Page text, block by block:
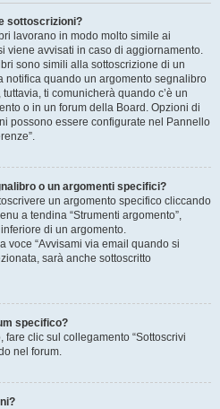
sottoscrizioni?
lavorano in modo molto simile ai
viene avvisati in caso di aggiornamento.
sono simili alla sottoscrizione di un
notifica quando un argomento segnalibro
ti comunicherà quando c’è un
o in un forum della Board. Opzioni di
possono essere configurate nel Pannello
o un argomenti specifici?
un argomento specifico cliccando
a tendina “Strumenti argomento”,
di un argomento.
voce “Avvisami via email quando si
sarà anche sottoscritto
specifico?
fare clic sul collegamento “Sottoscrivi
nel forum.